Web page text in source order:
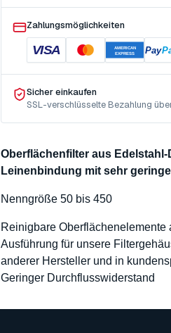
Zahlungsmöglichkeiten
VISA
AMERICAN
EXPRESS
Pay
Sicher einkaufen
SSL-verschlüsselte Bezahlung
Oberflächenfilter aus
Leinenbindung mit sehr
Nenngröße 50 bis 450
Reinigbare Oberflächenelemente
Ausführung für unsere
anderer Hersteller und in
Geringer Durchflusswiderstand